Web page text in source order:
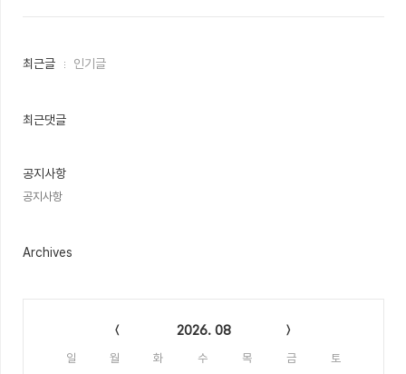
최
근
인
최근글 인기글
최근댓글
공지사항
공지사항
Archives
2026. 08
일 월 화 수 목 금 토